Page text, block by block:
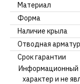
Материал
Форма
Наличие крыла
Отводная
Срок гарантии
Информационный
характер и не